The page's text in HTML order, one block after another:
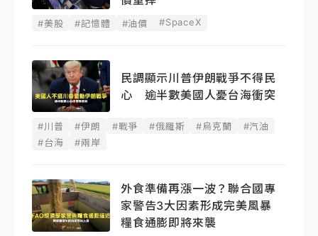
#美股 #記憶體 #油價 #SpaceX
民調顯示川普伊朗戰爭不得民
心 逾半數美國人憂台海衝突
#川普 #伊朗 #戰爭 #俄羅斯 #烏克蘭
#汽油
#台海
#兩岸
外食準備再漲一波？聯合國專
家警告3大因素形成完美風暴
糧食通膨即將來襲